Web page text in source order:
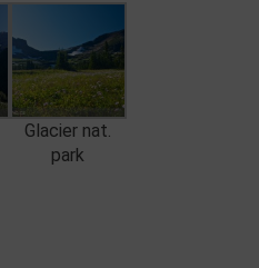
Glacier nat.
park